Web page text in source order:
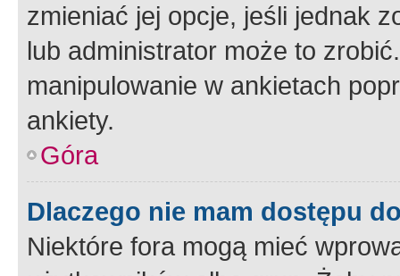
zmieniać jej opcje, jeśli jednak
lub administrator może to
manipulowanie w ankietach
ankiety.
Góra
Dlaczego nie mam dostępu
Niektóre fora mogą mieć